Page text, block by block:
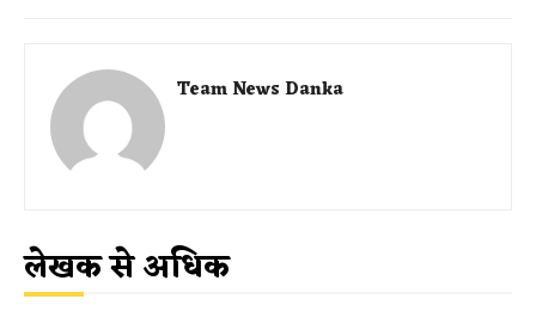
Team News Danka
लेखक से अधिक